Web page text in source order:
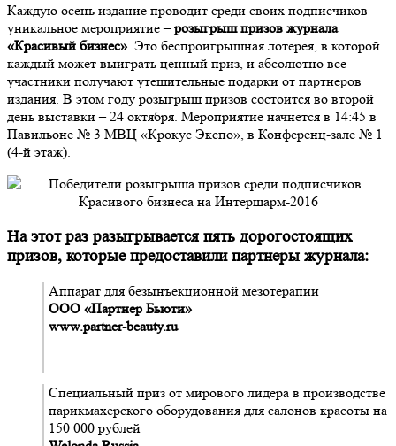
Каждую осень издание проводит среди своих подписчиков
уникальное мероприятие –розыгрыш призов журнала
«Красивый бизнес». Это беспроигрышная лотерея, в которой
каждый может выиграть ценный приз, и абсолютно все
участники получают утешительные подарки от партнеров
издания. В этом году розыгрыш призов состоится во второй
день выставки – 24 октября. Мероприятие начнется в 14:45 в
Павильоне № 3 МВЦ «Крокус Экспо», в Конференц-зале № 1
(4-й этаж).
На этот раз разыгрывается пять дорогостоящих
призов, которые предоставили партнеры журнала:
Аппарат для безынъекционной мезотерапии
ООО «Партнер Бьюти»
www.partner-beauty.ru
Специальный приз от мирового лидера в производстве
парикмахерского оборудования для салонов красоты на
150 000 рублей